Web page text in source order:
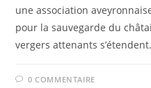
une association
pour la sauvegarde du
vergers attenants
0 COMMENTAIRE